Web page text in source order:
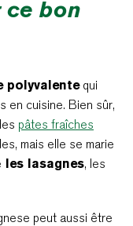
ce bon
polyvalentequi
en cuisine. Bien sûr,
pâtes fraîches
mais elle se marie
les lasagnes, les
peut aussi être